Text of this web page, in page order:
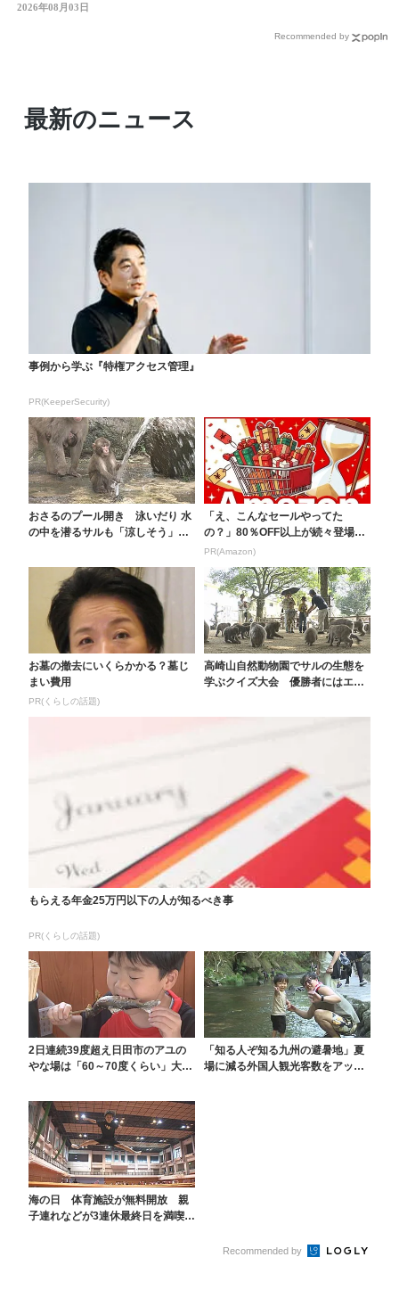
2026年08月03日
Recommended by
最新のニュース
事例から学ぶ『特権アクセス管理』
PR(KeeperSecurity)
おさるのプール開き 泳いだり 水
の中を潜るサルも「涼しそう」大
「え、こんなセールやってた
の？」80％OFF以上が続々登場！
Amazonの本気が...
PR(Amazon)
お墓の撤去にいくらかかる？墓じ
まい費用
PR(くらしの話題)
高崎山自然動物園でサルの生態を
学ぶクイズ大会 優勝者にはエサ
もらえる年金25万円以下の人が知るべき事
PR(くらしの話題)
2日連続39度超え日田市のアユの
やな場は「60～70度くらい」大分
「知る人ぞ知る九州の避暑地」夏
場に減る外国人観光客数をアップ
海の日 体育施設が無料開放 親
子連れなどが3連休最終日を満喫
Recommended by